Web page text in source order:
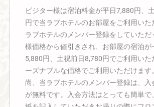
ビジター様は宿泊料金が平日7,880円、
円で当ラブホテルのお部屋をご利用いた
ラブホテルのメンバー登録をしていただ
様価格から値引きされ、お部屋の宿泊が
5,880円、土祝前日8,780円でご利用いた
ーズナブルな価格でご利用いただけます。
尚、当ラブホテルのメンバー登録は、入
が無料です。入会方法はとっても簡単で